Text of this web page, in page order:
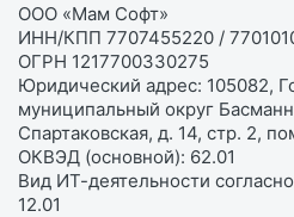
ООО «Мам Софт»
ИНН/КПП 7707455220 /
ОГРН 1217700330275
Юридический адрес: 105082,
муниципальный округ
Спартаковская, д. 14, стр. 2,
ОКВЭД (основной): 62.01
Вид ИТ-деятельности
12.01